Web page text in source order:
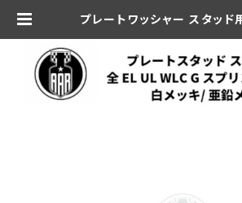
プレートワッシャー スタッド
メッキ | aar-hd